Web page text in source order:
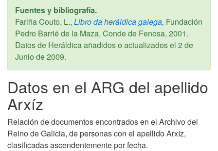
Fuentes y bibliografía.
Fariña Couto, L., Libro da heráldica galega, Fundación
Pedro Barrié de la Maza, Conde de Fenosa, 2001.
Datos de Heráldica añadidos o actualizados el 2 de
Junio de 2009.
Datos en el ARG del apellido
Arxíz
Relación de documentos encontrados en el Archivo del
Reino de Galicia, de personas con el apellido Arxíz,
clasificadas ascendentemente por fecha.